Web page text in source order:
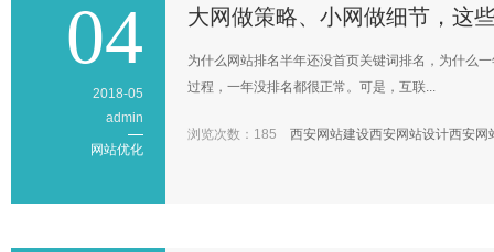
04
2018-05
admin
网站优化
大网做策略、小网做细节，这
为什么网站排名半年还没首页关键词排名，为什么
过程，一年没排名都很正常。可是，互联...
浏览次数：185 西安网站建设西安网站设计西安网